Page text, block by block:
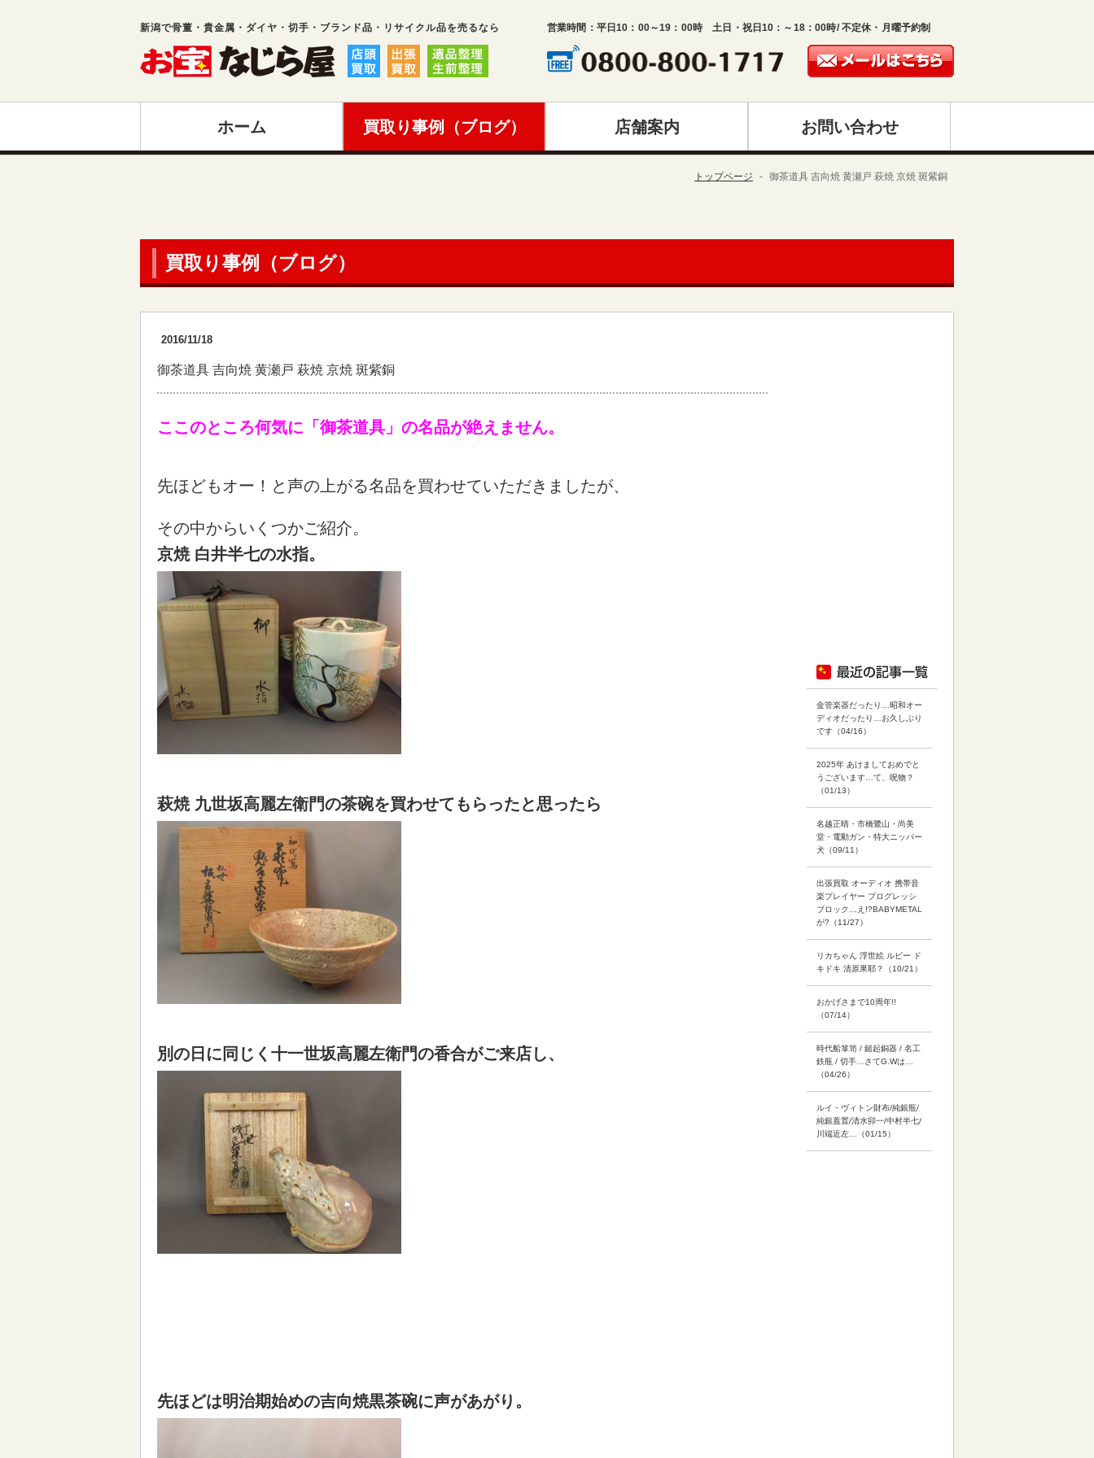
新潟で骨董・貴金属・ダイヤ・切手・ブランド品・リサイクル品を売るなら 営業時間：平日10：00～19：00時 土日・祝日10：～18：00時/ 不定休・月曜予約制
ホーム 買取り事例（ブログ） 店舗案内 お問い合わせ
トップページ 御茶道具 吉向焼 黄瀬戸 萩焼 京焼 斑紫銅
買取り事例（ブログ）
2016/11/18
御茶道具 吉向焼 黄瀬戸 萩焼 京焼 斑紫銅
ここのところ何気に「御茶道具」の名品が絶えません。
先ほどもオー！と声の上がる名品を買わせていただきましたが、
その中からいくつかご紹介。
京焼 白井半七の水指。
萩焼 九世坂高麗左衛門の茶碗を買わせてもらったと思ったら
別の日に同じく十一世坂高麗左衛門の香合がご来店し、
先ほどは明治期始めの吉向焼黒茶碗に声があがり。
金管楽器だったり…昭和オー
ディオだったり…お久しぶり
です（04/16）
2025年 あけましておめでと
うございます…て、呪物？
（01/13）
名越正晴・市橋鷺山・尚美
堂・電動ガン・特大ニッパー
犬（09/11）
出張買取 オーディオ 携帯音
楽プレイヤー プログレッシ
ブロック…え!?BABYMETAL
が?（11/27）
リカちゃん 浮世絵 ルビー ド
キドキ 清原果耶？（10/21）
おかげさまで10周年!!
（07/14）
時代船箪笥 / 鎚起銅器 / 名工
鉄瓶 / 切手…さてG.Wは…
（04/26）
ルイ・ヴィトン財布/純銀瓶/
純銀蓋置/清水卯一/中村半七/
川端近左…（01/15）